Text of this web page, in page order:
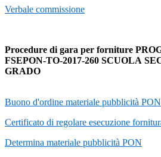
Verbale commissione
Procedure di gara per forniture
FSEPON-TO-2017-260 SCUOLA
GRADO
Buono d'ordine materiale pubblicità PON
Certificato di regolare esecuzione
Determina materiale pubblicità PON